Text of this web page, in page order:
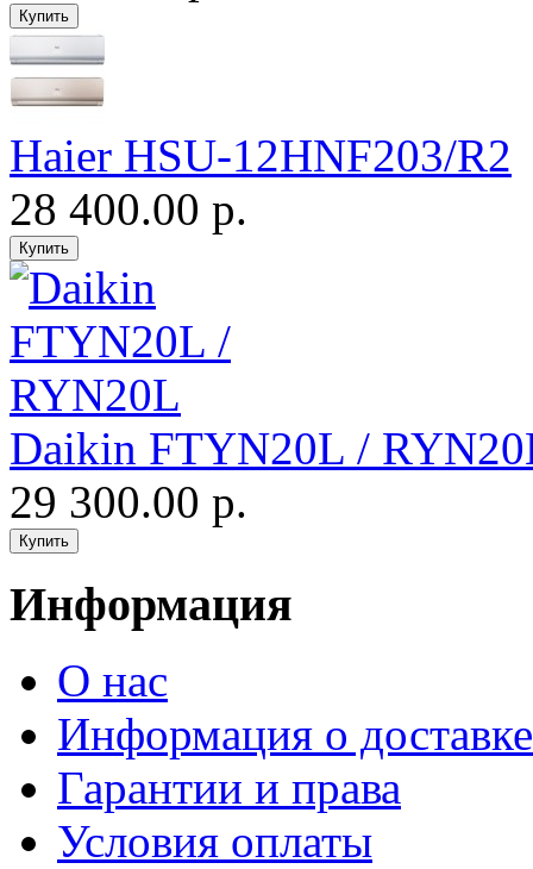
Haier HSU-12HNF203/R2
28 400.00 р.
Daikin FTYN20L /
29 300.00 р.
Информация
О нас
Информация о доставке
Гарантии и права
Условия оплаты